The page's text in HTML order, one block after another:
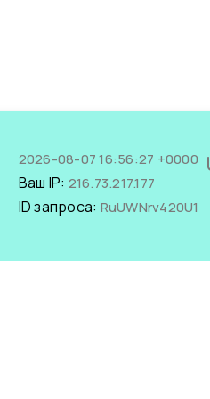
2026-08-07 16:56:27 +0000
Ваш IP: 216.73.217.177
ID запроса: RuUWNrv420U1